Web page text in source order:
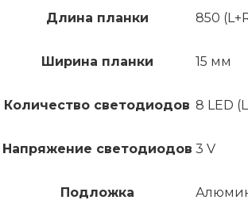
Длина планки 850
Ширина планки 15 мм
Количество светодиодов 8 LED
Напряжение светодиодов 3 V
Подложка